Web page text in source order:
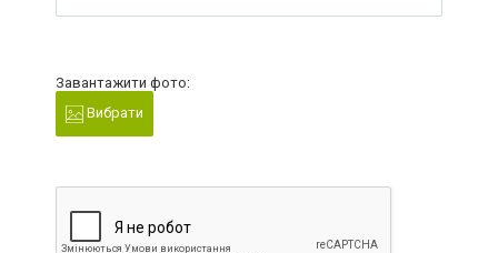
Завантажити фото:
Вибрати